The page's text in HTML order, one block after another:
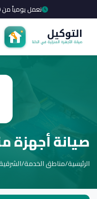
نعمل يومياً من 9ص - 10م
صيانة أجهزة
الرئيسية/مناطق الخدمة/